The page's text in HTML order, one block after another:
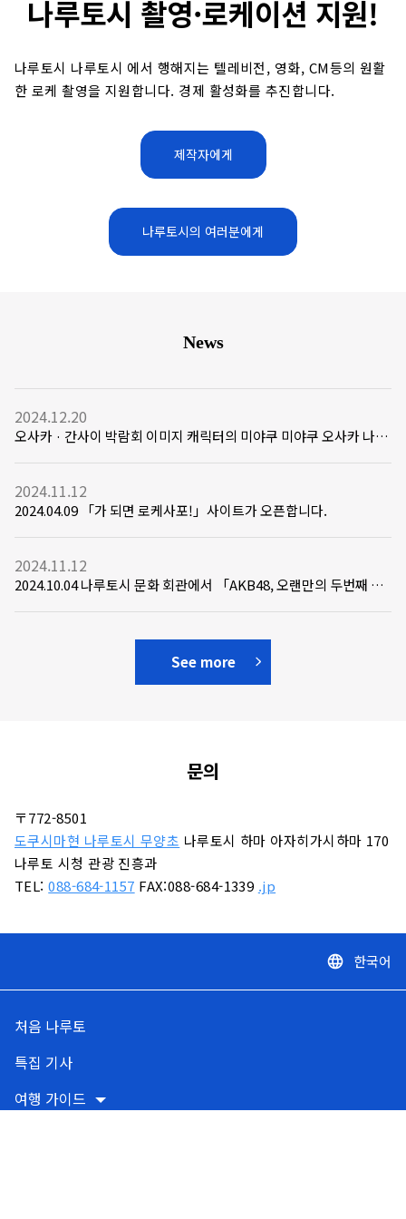
나루토시 촬영·로케이션 지원!
나루토시 나루토시 에서 행해지는 텔레비전, 영화, CM등의 원활
한 로케 촬영을 지원합니다. 경제 활성화를 추진합니다.
제작자에게
나루토시의 여러분에게
News
2024.12.20
오사카 · 간사이 박람회 이미지 캐릭터의 미야쿠 미야쿠 오사카 나루
2024.11.12
2024.04.09 「가 되면 로케사포!」사이트가 오픈합니다.
2024.11.12
2024.10.04 나루토시 문화 회관에서 「AKB48, 오랜만의 두번째 여
See more
문의
〒772-8501
도쿠시마현 나루토시 무양초 나루토시 하마 아자히가시하마 170
나루토 시청 관광 진흥과
TEL:088-684-1157 FAX:088-684-1339 .jp
language 한국어
처음 나루토
특집 기사
여행 가이드